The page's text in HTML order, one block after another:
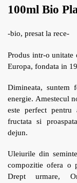
100ml Bio
-bio, presat la rece-
Produs intr-o
Europa, fondata in
Dimineata, suntem
energie. Amestecul
este perfect pentru
fructata si
dejun.
Uleiurile din
compozitie ofera o
Drept urmare,